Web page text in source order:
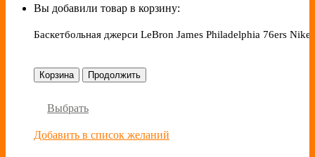
Вы добавили товар в корзину:
Баскетбольная джерси LeBron James Philadelphia 76ers Nike
Корзина Продолжить
Выбрать
Добавить в список желаний